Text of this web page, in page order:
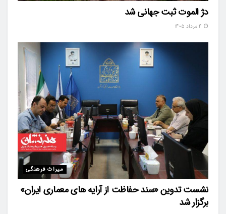
دژ الموت ثبت جهانی شد
میراث فرهنگی
نشست تدوین «سند حفاظت از آرایه های معماری ایران»
برگزار شد